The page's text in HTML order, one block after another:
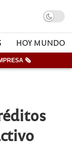
HOY MUNDO
🗞